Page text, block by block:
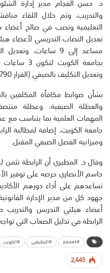
والتدريب، وتم خلال اللقاء
التعليمية وتصب في صالح أعضاء
تعديل النصاب التدريسي لأعضاء
مساعد إلى 9 ساعات،
وتعديل التكليف بالصيفي (القرار 790 )
بشأن ضوابط مكافأة المكلفين
والعطلة الصيفية، وعطلة
المهمات العلمية بما يتناسب مع
جامعة الكويت، إضافة لمطالبة
وميزانية الفصل الصيفي المقبل.
وقال د. المطيري أن الرابطة تثمن
جاسم الأنصاري حرصه على توفير
تساعدهم على أداء دورهم
جهود كل من مدير الإدارة
أعضاء هيئتي التدريس
الرابطة في تذليل الصعاب التي
#paaet #التطبيقي #الكويت
2,445